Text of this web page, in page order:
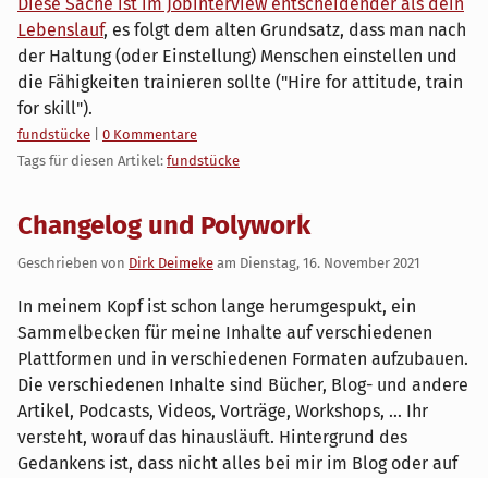
Diese Sache ist im Jobinterview entscheidender als dein
Lebenslauf, es folgt dem alten Grundsatz, dass man nach
der Haltung (oder Einstellung) Menschen einstellen und
die Fähigkeiten trainieren sollte ("Hire for attitude, train
for skill").
Kategorien:
fundstücke
0 Kommentare
Tags für diesen Artikel: fundstücke
Changelog und Polywork
Geschrieben von Dirk Deimeke am Dienstag, 16. November 2021
In meinem Kopf ist schon lange herumgespukt, ein
Sammelbecken für meine Inhalte auf verschiedenen
Plattformen und in verschiedenen Formaten aufzubauen.
Die verschiedenen Inhalte sind Bücher, Blog- und andere
Artikel, Podcasts, Videos, Vorträge, Workshops, ... Ihr
versteht, worauf das hinausläuft. Hintergrund des
Gedankens ist, dass nicht alles bei mir im Blog oder auf